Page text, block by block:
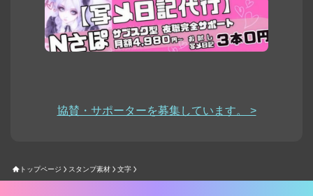
協賛・サポーターを募集しています。 >
トップページ スタンプ素材 文字